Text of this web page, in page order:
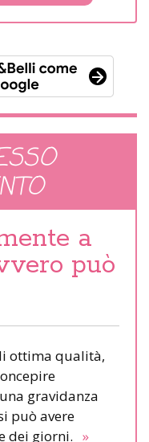
a
può
ottima qualità,
gravidanza
può avere
dei giorni. »